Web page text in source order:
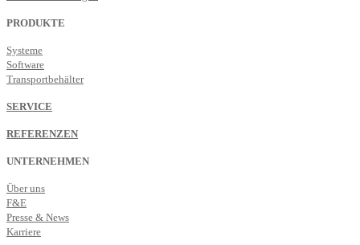
PRODUKTE
Systeme
Software
Transportbehälter
SERVICE
REFERENZEN
UNTERNEHMEN
Über uns
F&E
Presse & News
Karriere